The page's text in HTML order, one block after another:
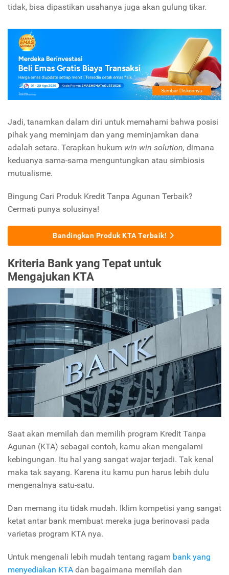
tidak, bisa dipastikan usahanya juga akan gulung tikar.
Jadi, tanamkan dalam diri untuk memahami bahwa posisi
pihak yang meminjam dan yang meminjamkan dana
adalah setara. Terapkan hukum win win solution, dimana
keduanya sama-sama menguntungkan atau simbiosis
mutualisme.
Bingung Cari Produk Kredit Tanpa Agunan Terbaik?
Cermati punya solusinya!
Bandingkan Produk KTA Terbaik!
Kriteria Bank yang Tepat untuk
Mengajukan KTA
Saat akan memilah dan memilih program Kredit Tanpa
Agunan (KTA) sebagai contoh, kamu akan mengalami
kebingungan. Itu hal yang sangat wajar terjadi. Tak kenal
maka tak sayang. Karena itu kamu pun harus lebih dulu
mengenalnya satu-satu.
Dan memang itu tidak mudah. Iklim kompetisi yang sangat
ketat antar bank membuat mereka juga berinovasi pada
varietas program KTA nya.
Untuk mengenali lebih mudah tentang ragam bank yang
menyediakan KTA dan bagaimana memilah dan